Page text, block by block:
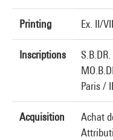
Printing Ex. II/
Inscriptions
Paris /
Acquisition
Achat